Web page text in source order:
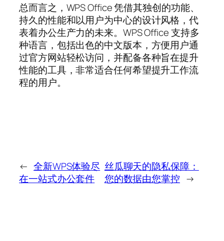
总而言之，WPS Office 凭借其独创的功能、
持久的性能和以用户为中心的设计风格，代
表着办公生产力的未来。WPS Office 支持多
种语言，包括出色的中文版本，方便用户通
过官方网站轻松访问，并配备各种旨在提升
性能的工具，非常适合任何希望提升工作流
程的用户。
← 全新WPS体验尽
在一站式办公套件
丝瓜聊天的隐私保障：
您的数据由您掌控 →